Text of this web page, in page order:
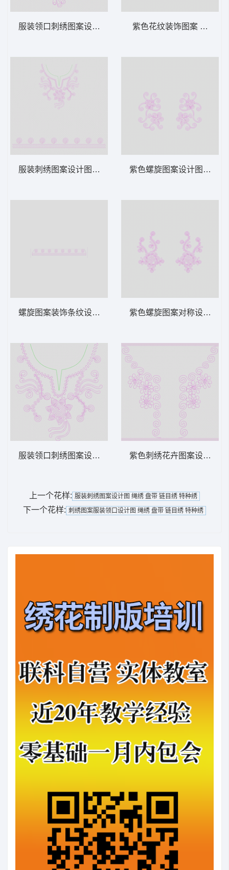
服装领口刺绣图案设计 绳绣 盘带 链目绣 特
服装刺绣图案设计图 绳绣 盘带 链目绣 特种
螺旋图案装饰条纹设计 绳绣 盘带 链目绣 特
服装领口刺绣图案设计 绳绣 盘带 链目绣 特
紫色花纹装饰图案 绳绣 盘
紫色螺旋图案设计图 绳绣
紫色螺旋图案对称设计 绳
紫色刺绣花卉图案设计 绳
上一个花样: 服装刺绣图案设计图 绳绣 盘带 链目绣 特种绣
下一个花样: 刺绣图案服装领口设计图 绳绣 盘带 链目绣 特种绣